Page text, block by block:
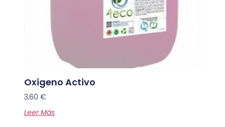
Oxigeno Activo
3,60€
Leer Más